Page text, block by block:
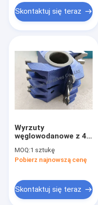
Skontaktuj się teraz
Wyrzuty
węglowodanowe z 4-
szynowymi
schowanymi
MOQ:1 sztukę
Pobierz najnowszą cenę
Skontaktuj się teraz